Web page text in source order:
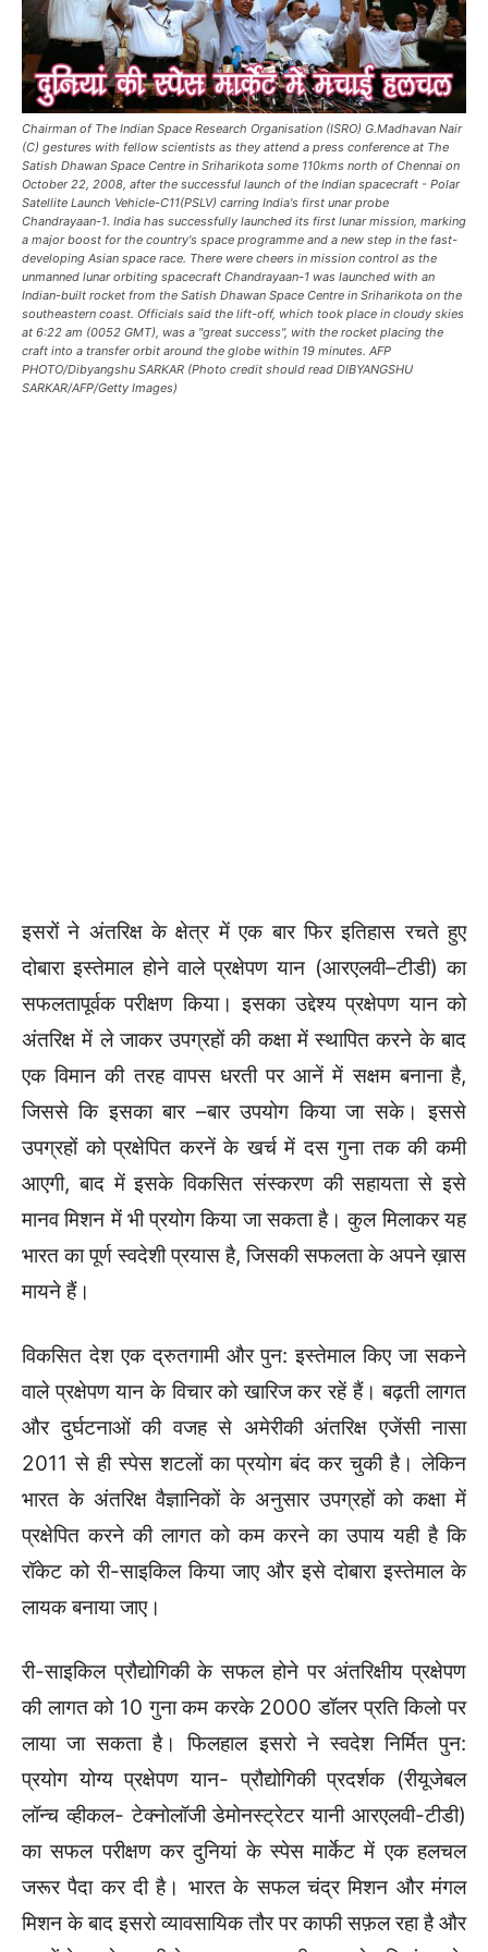
Chairman of The Indian Space Research Organisation (ISRO) G.Madhavan Nair
(C) gestures with fellow scientists as they attend a press conference at The
Satish Dhawan Space Centre in Sriharikota some 110kms north of Chennai on
October 22, 2008, after the successful launch of the Indian spacecraft - Polar
Satellite Launch Vehicle-C11(PSLV) carring India's first unar probe
Chandrayaan-1. India has successfully launched its first lunar mission, marking
a major boost for the country's space programme and a new step in the fast-
developing Asian space race. There were cheers in mission control as the
unmanned lunar orbiting spacecraft Chandrayaan-1 was launched with an
Indian-built rocket from the Satish Dhawan Space Centre in Sriharikota on the
southeastern coast. Officials said the lift-off, which took place in cloudy skies
at 6:22 am (0052 GMT), was a "great success", with the rocket placing the
craft into a transfer orbit around the globe within 19 minutes. AFP
PHOTO/Dibyangshu SARKAR (Photo credit should read DIBYANGSHU
SARKAR/AFP/Getty Images)
इसरों ने अंतरिक्ष के क्षेत्र में एक बार फिर इतिहास रचते हुए
दोबारा इस्तेमाल होने वाले प्रक्षेपण यान (आरएलवी–टीडी) का
सफलतापूर्वक परीक्षण किया। इसका उद्देश्य प्रक्षेपण यान को
अंतरिक्ष में ले जाकर उपग्रहों की कक्षा में स्थापित करने के बाद
एक विमान की तरह वापस धरती पर आनें में सक्षम बनाना है,
जिससे कि इसका बार –बार उपयोग किया जा सके। इससे
उपग्रहों को प्रक्षेपित करनें के खर्च में दस गुना तक की कमी
आएगी, बाद में इसके विकसित संस्करण की सहायता से इसे
मानव मिशन में भी प्रयोग किया जा सकता है। कुल मिलाकर यह
भारत का पूर्ण स्वदेशी प्रयास है, जिसकी सफलता के अपने ख़ास
मायने हैं।
विकसित देश एक द्रुतगामी और पुन: इस्तेमाल किए जा सकने
वाले प्रक्षेपण यान के विचार को खारिज कर रहें हैं। बढ़ती लागत
और दुर्घटनाओं की वजह से अमेरीकी अंतरिक्ष एजेंसी नासा
2011 से ही स्पेस शटलों का प्रयोग बंद कर चुकी है। लेकिन
भारत के अंतरिक्ष वैज्ञानिकों के अनुसार उपग्रहों को कक्षा में
प्रक्षेपित करने की लागत को कम करने का उपाय यही है कि
रॉकेट को री-साइकिल किया जाए और इसे दोबारा इस्तेमाल के
लायक बनाया जाए।
री-साइकिल प्रौद्योगिकी के सफल होने पर अंतरिक्षीय प्रक्षेपण
की लागत को 10 गुना कम करके 2000 डॉलर प्रति किलो पर
लाया जा सकता है। फिलहाल इसरो ने स्वदेश निर्मित पुन:
प्रयोग योग्य प्रक्षेपण यान- प्रौद्योगिकी प्रदर्शक (रीयूजेबल
लॉन्च व्हीकल- टेक्नोलॉजी डेमोनस्ट्रेटर यानी आरएलवी-टीडी)
का सफल परीक्षण कर दुनियां के स्पेस मार्केट में एक हलचल
जरूर पैदा कर दी है। भारत के सफल चंद्र मिशन और मंगल
मिशन के बाद इसरो व्यावसायिक तौर पर काफी सफ़ल रहा है और